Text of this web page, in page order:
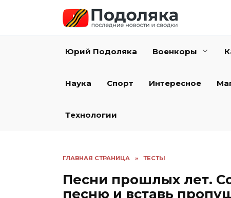
Юрий Подоляка Военкоры
Наука Спорт Интересное
Технологии
ГЛАВНАЯ СТРАНИЦА » ТЕСТЫ
Песни прошлых лет.
песню и вставь